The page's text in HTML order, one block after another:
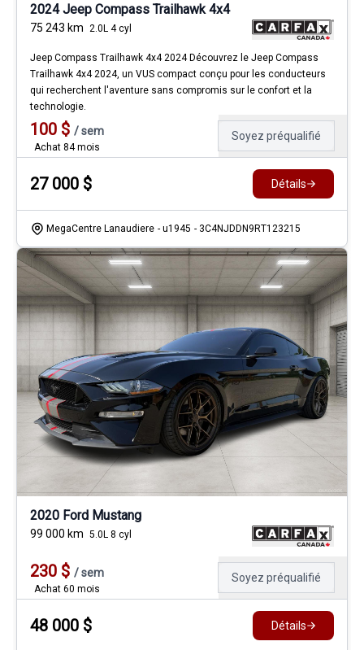
2024 Jeep Compass Trailhawk 4x4
75 243 km 2.0L 4 cyl
Jeep Compass Trailhawk 4x4 2024 Découvrez le Jeep Compass
Trailhawk 4x4 2024, un VUS compact conçu pour les conducteurs
qui recherchent l'aventure sans compromis sur le confort et la
technologie.
100 $ /sem
Achat 84 mois
Soyez préqualifié
27 000 $ Détails
MegaCentre Lanaudiere - u1945 - 3C4NJDDN9RT123215
2020 Ford Mustang
99 000 km 5.0L 8 cyl
230 $ /sem
Achat 60 mois
Soyez préqualifié
48 000 $ Détails